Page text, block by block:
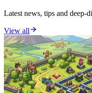
Latest news, tips and deep-
View all